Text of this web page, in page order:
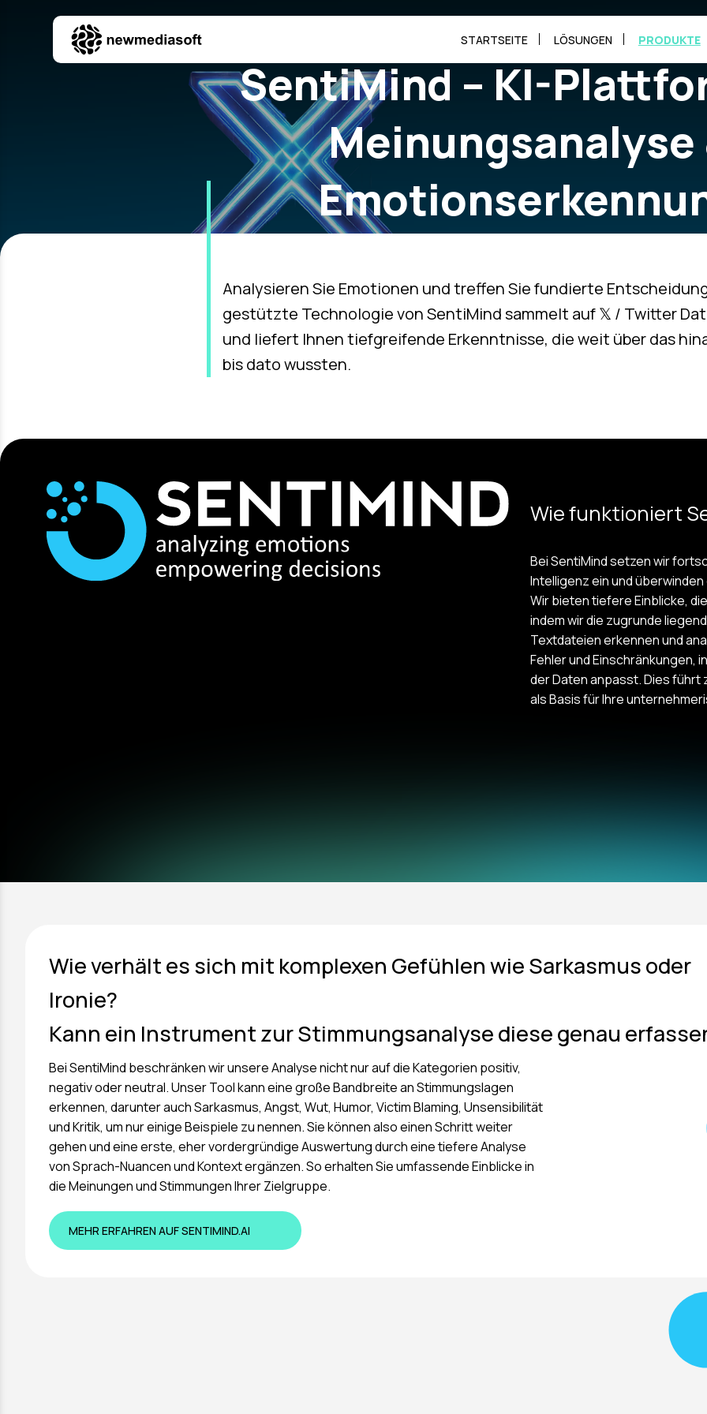
/ STARTSEITE LÖSUNGEN PRODUKTE
SentiMind – KI-
Meinungsanalyse
Analysieren Sie Emotionen und treffen Sie fundierte
gestützte Technologie von SentiMind sammelt auf 𝕏 / Twitter
und liefert Ihnen tiefgreifende Erkenntnisse, die weit über das
bis dato wussten.
Wie funktioniert
Bei SentiMind setzen wir
Intelligenz ein und
Wir bieten tiefere Einblicke,
indem wir die zugrunde
Textdateien erkennen und
Fehler und Einschränkungen,
der Daten anpasst. Dies führt
als Basis für Ihre
Wie verhält es sich mit komplexen Gefühlen wie Sarkasmus oder
Ironie?
Kann ein Instrument zur Stimmungsanalyse diese genau
Bei SentiMind beschränken wir unsere Analyse nicht nur auf die Kategorien positiv,
negativ oder neutral. Unser Tool kann eine große Bandbreite an Stimmungslagen
erkennen, darunter auch Sarkasmus, Angst, Wut, Humor, Victim Blaming, Unsensibilität
und Kritik, um nur einige Beispiele zu nennen. Sie können also einen Schritt weiter
gehen und eine erste, eher vordergründige Auswertung durch eine tiefere Analyse
von Sprach-Nuancen und Kontext ergänzen. So erhalten Sie umfassende Einblicke in
die Meinungen und Stimmungen Ihrer Zielgruppe.
MEHR ERFAHREN AUF SENTIMIND.AI